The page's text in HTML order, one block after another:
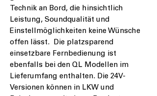
Technik an Bord, die hinsichtlich
Leistung, Soundqualität und
Einstellmöglichkeiten keine Wünsche
offen lässt. Die platzsparend
einsetzbare Fernbedienung ist
ebenfalls bei den QL Modellen im
Lieferumfang enthalten. Die 24V-
Versionen können in LKW und